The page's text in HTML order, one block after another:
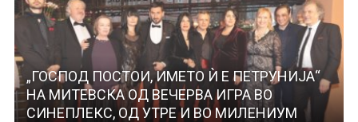
„ГОСПОД ПОСТОИ, ИМЕТО Ѝ Е ПЕТРУНИЈА“
НА МИТЕВСКА ОД ВЕЧЕРВА ИГРА ВО
СИНЕПЛЕКС, ОД УТРЕ И ВО МИЛЕНИУМ